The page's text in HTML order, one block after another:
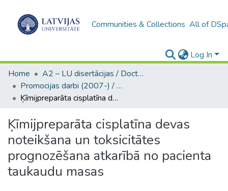
Communities & Collections All of
Log In
Home
A2 – LU disertācijas / Doctoral theses UL
Promocijas darbi (2007-) / Theses PhD
Ķīmijpreparāta cisplatīna devas noteikšana un toksicitātes prognozēšana atkarībā no pacienta taukaudu masas
Ķīmijpreparāta cisplatīna devas
noteikšana un toksicitātes
prognozēšana atkarībā no pacienta
taukaudu masas